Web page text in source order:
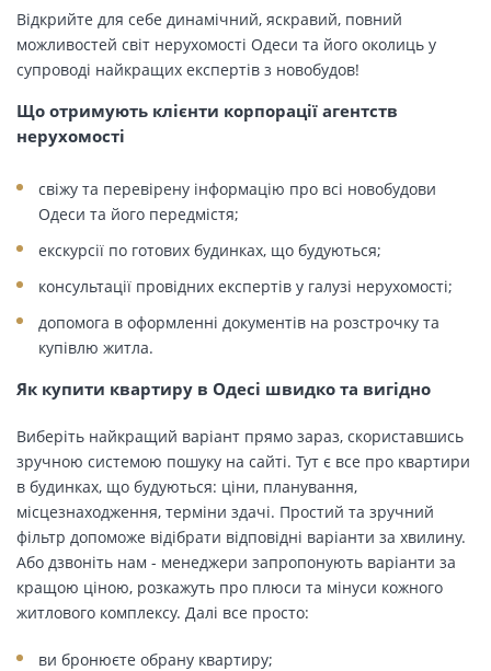
Відкрийте для себе динамічний, яскравий, повний
можливостей світ нерухомості Одеси та його околиць у
супроводі найкращих експертів з новобудов!
Що отримують клієнти корпорації агентств
нерухомості
свіжу та перевірену інформацію про всі новобудови
Одеси та його передмістя;
екскурсії по готових будинках, що будуються;
консультації провідних експертів у галузі нерухомості;
допомога в оформленні документів на розстрочку та
купівлю житла.
Як купити квартиру в Одесі швидко та вигідно
Виберіть найкращий варіант прямо зараз, скориставшись
зручною системою пошуку на сайті. Тут є все про квартири
в будинках, що будуються: ціни, планування,
місцезнаходження, терміни здачі. Простий та зручний
фільтр допоможе відібрати відповідні варіанти за хвилину.
Або дзвоніть нам - менеджери запропонують варіанти за
кращою ціною, розкажуть про плюси та мінуси кожного
житлового комплексу. Далі все просто:
ви бронюєте обрану квартиру;